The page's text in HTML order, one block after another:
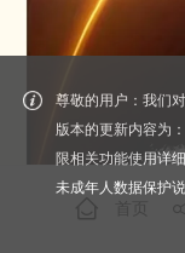
尊敬的用户：我们
版本的更新内容为
限相关功能使用详
未成年人数据保护说